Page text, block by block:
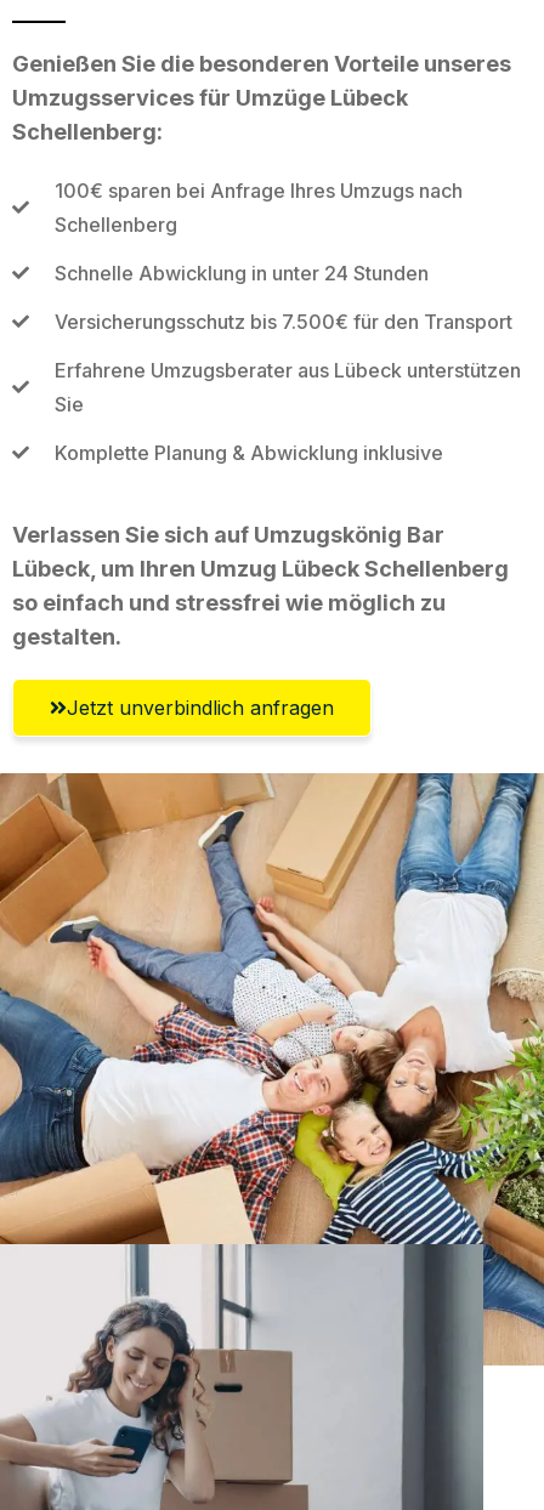
Genießen Sie die besonderen Vorteile unseres
Umzugsservices für Umzüge Lübeck
Schellenberg:
100€ sparen bei Anfrage Ihres Umzugs nach
Schellenberg
Schnelle Abwicklung in unter 24 Stunden
Versicherungsschutz bis 7.500€ für den Transport
Erfahrene Umzugsberater aus Lübeck unterstützen
Sie
Komplette Planung & Abwicklung inklusive
Verlassen Sie sich auf Umzugskönig Bar
Lübeck, um Ihren Umzug Lübeck Schellenberg
so einfach und stressfrei wie möglich zu
gestalten.
Jetzt unverbindlich anfragen